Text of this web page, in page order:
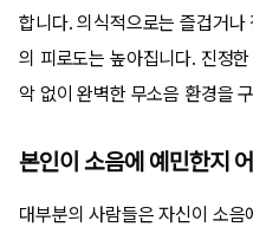
합니다. 의식적으로는 즐겁거
의 피로도는 높아집니다. 진정
악 없이 완벽한 무소음 환경을
본인이 소음에 예민한지
대부분의 사람들은 자신이 소